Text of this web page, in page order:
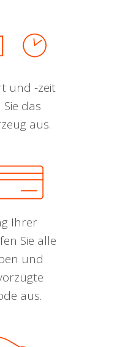
und -zeit
das
aus.
Ihrer
Sie alle
und
aus.